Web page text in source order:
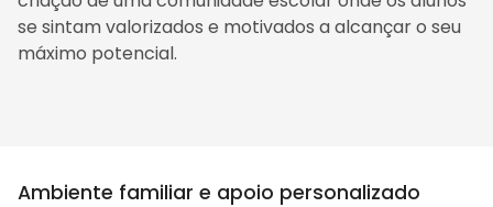
se sintam valorizados e motivados a alcançar o seu
máximo potencial.
Ambiente familiar e apoio personalizado